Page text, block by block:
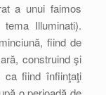
a unui faimos
Illuminati).
fiind de
construind şi
ca fiind înfiinţaţi